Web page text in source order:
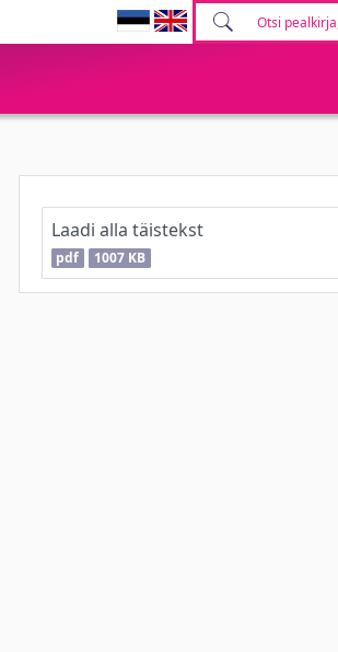
Laadi alla täistekst
pdf 1007 KB